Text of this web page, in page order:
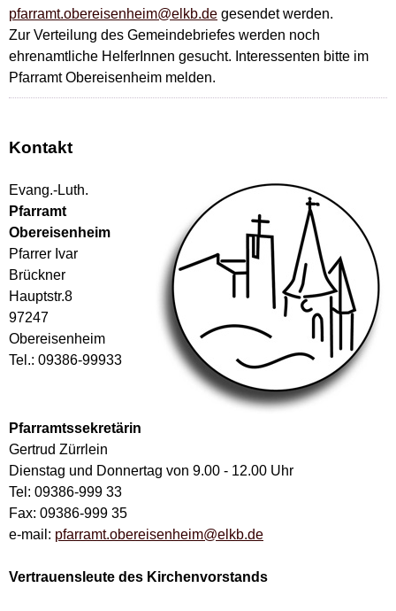
pfarramt.obereisenheim@elkb.de gesendet werden.
Zur Verteilung des Gemeindebriefes werden noch
ehrenamtliche HelferInnen gesucht. Interessenten bitte im
Pfarramt Obereisenheim melden.
Kontakt
Evang.-Luth.
Pfarramt
Obereisenheim
Pfarrer Ivar
Brückner
Hauptstr.8
97247
Obereisenheim
Tel.: 09386-99933
Pfarramtssekretärin
Gertrud Zürrlein
Dienstag und Donnertag von 9.00 - 12.00 Uhr
Tel: 09386-999 33
Fax: 09386-999 35
e-mail: pfarramt.obereisenheim@elkb.de
Vertrauensleute des Kirchenvorstands